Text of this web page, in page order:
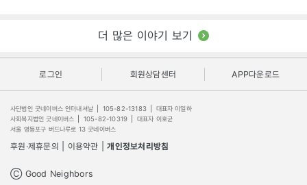
더 많은 이야기 보기
로그인 회원상담센터 APP다운로드
사단법인 굿네이버스 인터내셔날 105-82-13183
대표자 이일하
사회복지법인 굿네이버스
105-82-10319
대표자 이호균
서울 영등포구 버드나루로 13 굿네이버스
후원·제휴문의 이용약관 개인정보처리방침
Ⓒ Good Neighbors